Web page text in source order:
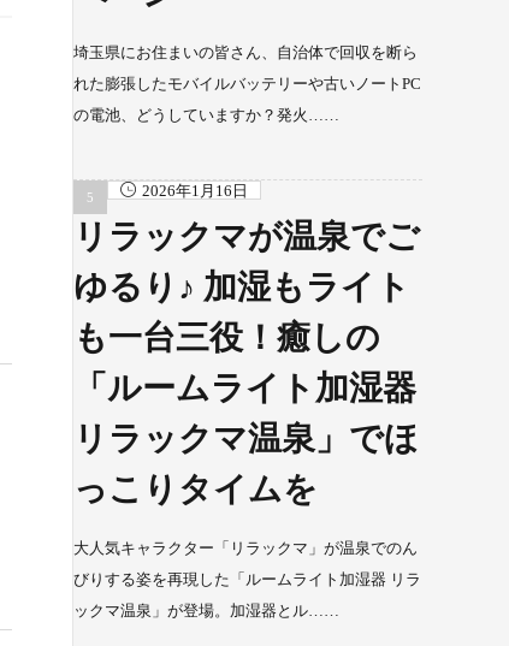
埼玉県にお住まいの皆さん、自治体で回収を断ら
れた膨張したモバイルバッテリーや古いノートPC
の電池、どうしていますか？発火……
2026年1月16日
リラックマが温泉でご
ゆるり♪ 加湿もライト
も一台三役！癒しの
「ルームライト加湿器
リラックマ温泉」でほ
っこりタイムを
大人気キャラクター「リラックマ」が温泉でのん
びりする姿を再現した「ルームライト加湿器 リラ
ックマ温泉」が登場。加湿器とル……